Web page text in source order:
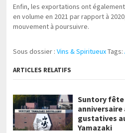
Enfin, les exportations ont
en volume en 2021 par rapport à
mouvement à poursuivre.
Sous dossier :Vins & SpiritueuxTags:
ARTICLES RELATIFS
Suntory fête
anniversaire
gustatives
Yamazaki